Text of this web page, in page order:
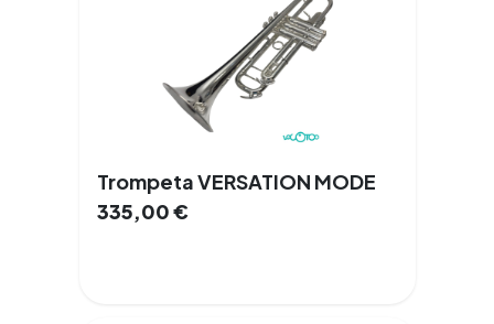
Trompeta VERSATION MODE
335,00€